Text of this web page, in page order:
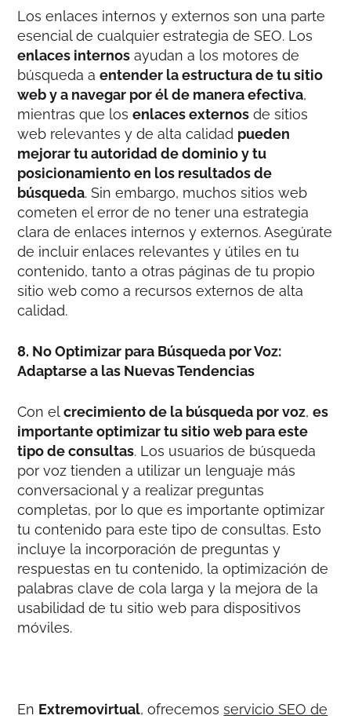
Los enlaces internos y externos son una parte
esencial de cualquier estrategia de SEO. Los
enlaces internos ayudan a los motores de
búsqueda aentender la estructura de tu sitio
web y a navegar por él de manera efectiva,
mientras que losenlaces externos de sitios
web relevantes y de alta calidad pueden
mejorar tu autoridad de dominio y tu
posicionamiento en los resultados de
búsqueda. Sin embargo, muchos sitios web
cometen el error de no tener una estrategia
clara de enlaces internos y externos. Asegúrate
de incluir enlaces relevantes y útiles en tu
contenido, tanto a otras páginas de tu propio
sitio web como a recursos externos de alta
calidad.
8. No Optimizar para Búsqueda por Voz:
Adaptarse a las Nuevas Tendencias
Con elcrecimiento de la búsqueda por voz,es
importante optimizar tu sitio web para este
tipo de consultas. Los usuarios de búsqueda
por voz tienden a utilizar un lenguaje más
conversacional y a realizar preguntas
completas, por lo que es importante optimizar
tu contenido para este tipo de consultas. Esto
incluye la incorporación de preguntas y
respuestas en tu contenido, la optimización de
palabras clave de cola larga y la mejora de la
usabilidad de tu sitio web para dispositivos
móviles.
En Extremovirtual, ofrecemosservicio SEO de